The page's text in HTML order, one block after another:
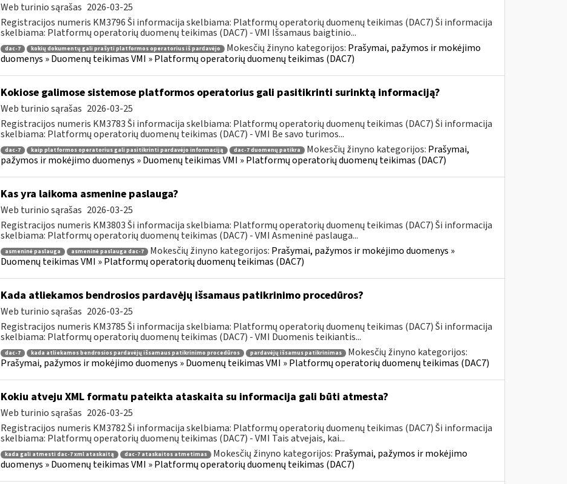
Web turinio sąrašas 2026-03-25
Registracijos numeris KM3796 Ši informacija skelbiama: Platformų operatorių duomenų teikimas (DAC7) Ši informacija
skelbiama: Platformų operatorių duomenų teikimas (DAC7) - VMI Išsamaus baigtinio...
dac-7 kokių dokumentų gali prašyti platformos operatorius iš pardavėjo Mokesčių žinyno kategorijos: Prašymai, pažymos ir mokėjimo
duomenys » Duomenų teikimas VMI » Platformų operatorių duomenų teikimas (DAC7)
Kokiose galimose sistemose platformos operatorius gali pasitikrinti surinktą informaciją?
Web turinio sąrašas 2026-03-25
Registracijos numeris KM3783 Ši informacija skelbiama: Platformų operatorių duomenų teikimas (DAC7) Ši informacija
skelbiama: Platformų operatorių duomenų teikimas (DAC7) - VMI Be savo turimos...
dac-7 kaip platformos operatorius gali pasitikrinti pardavėjo informaciją dac-7 duomenų patikra Mokesčių žinyno kategorijos: Prašymai,
pažymos ir mokėjimo duomenys » Duomenų teikimas VMI » Platformų operatorių duomenų teikimas (DAC7)
Kas yra laikoma asmenine paslauga?
Web turinio sąrašas 2026-03-25
Registracijos numeris KM3803 Ši informacija skelbiama: Platformų operatorių duomenų teikimas (DAC7) Ši informacija
skelbiama: Platformų operatorių duomenų teikimas (DAC7) - VMI Asmeninė paslauga...
asmeninė paslauga asmeninė paslauga dac-7 Mokesčių žinyno kategorijos: Prašymai, pažymos ir mokėjimo duomenys »
Duomenų teikimas VMI » Platformų operatorių duomenų teikimas (DAC7)
Kada atliekamos bendrosios pardavėjų išsamaus patikrinimo procedūros?
Web turinio sąrašas 2026-03-25
Registracijos numeris KM3785 Ši informacija skelbiama: Platformų operatorių duomenų teikimas (DAC7) Ši informacija
skelbiama: Platformų operatorių duomenų teikimas (DAC7) - VMI Duomenis teikiantis...
dac-7 kada atliekamos bendrosios pardavėjų išsamaus patikrinimo procedūros pardavėjų išsamus patikrinimas
Mokesčių žinyno kategorijos:
Prašymai, pažymos ir mokėjimo duomenys » Duomenų teikimas VMI » Platformų operatorių duomenų teikimas (DAC7)
Kokiu atveju XML formatu pateikta ataskaita su informacija gali būti atmesta?
Web turinio sąrašas 2026-03-25
Registracijos numeris KM3782 Ši informacija skelbiama: Platformų operatorių duomenų teikimas (DAC7) Ši informacija
skelbiama: Platformų operatorių duomenų teikimas (DAC7) - VMI Tais atvejais, kai...
kada gali atmesti dac-7 xml ataskaitą dac-7 ataskaitos atmetimas Mokesčių žinyno kategorijos: Prašymai, pažymos ir mokėjimo
duomenys » Duomenų teikimas VMI » Platformų operatorių duomenų teikimas (DAC7)